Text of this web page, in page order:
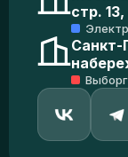
стр.
Санкт-